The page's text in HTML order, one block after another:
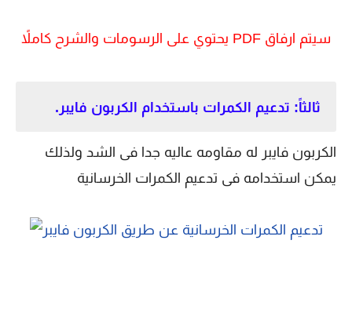
سيتم ارفاق PDF يحتوي على الرسومات والشرح كاملاً
ثالثاً: تدعيم الكمرات باستخدام الكربون فايبر.
الكربون فايبر له مقاومه عاليه جدا فى الشد ولذلك
يمكن استخدامه فى تدعيم الكمرات الخرسانية